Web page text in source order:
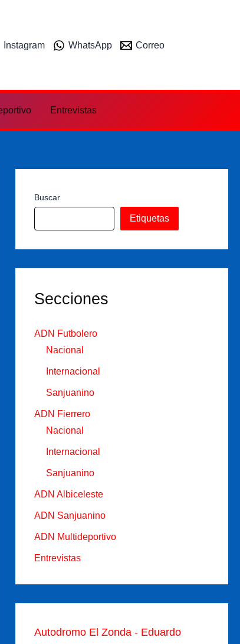
Instagram WhatsApp Correo
Entrevistas
Buscar
Etiquetas
Secciones
ADN Futbolero
Nacional
Internacional
Sanjuanino
ADN Fierrero
Nacional
Internacional
Sanjuanino
ADN Albiceleste
ADN Sanjuanino
ADN Multideportivo
Entrevistas
Autodromo El Zonda - Eduardo